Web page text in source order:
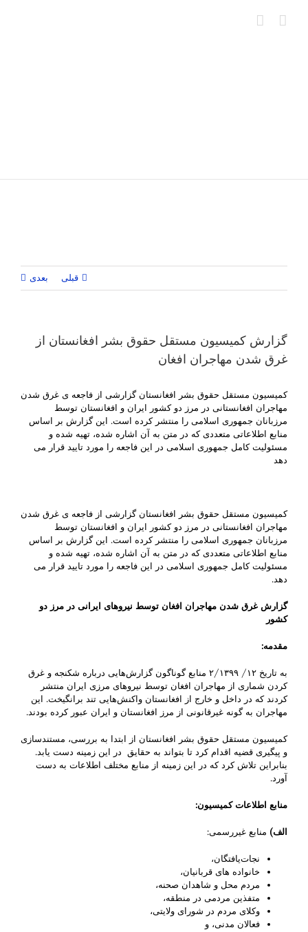
قبلی بعدی
گزارش کمیسیون مستقل حقوق بشر افغانستان از
غرق شدن مهاجران افغان
کميسيون مستقل حقوق بشر افغانستان گزارشی از فاجعه ی غرق شدن
مهاجران افغانستانی در مرز دو کشور ايران و افغانستان توسط
مرزبانان جمهوری اسلامی را منتشر کرده است. اين گزارش بر اساس
منابع اطلاعاتی متعددی که در متن به آن اشاره شده، تهيه شده و
مسئوليت کامل جمهوری اسلامی در اين فاجعه را مورد تاييد قرار می
دهد
کمیسیون مستقل حقوق بشر افغانستان گزارشی از فاجعه ی غرق شدن
مهاجران افغانستانی در مرز دو کشور ایران و افغانستان توسط
مرزبانان جمهوری اسلامی را منتشر کرده است. این گزارش بر اساس
منابع اطلاعاتی متعددی که در متن به آن اشاره شده، تهیه شده و
مسئولیت کامل جمهوری اسلامی در این فاجعه را مورد تایید قرار می
دهد.
گزارش غرق شدن مهاجران افغان توسط نیروهای ایرانی در مرز دو
کشور
مقدمه:
به تاریخ ۱۲/ ۲/۱۳۹۹ منابع گوناگون ‌‌گزارش‌هایی درباره شکنجه و غرق
کردن شماری از مهاجران افغان توسط نیروهای مرزی ایران منتشر
کردند ‌که در داخل و خارج از افغانستان واکنش‌هایی تند‌ برانگیخت‌. این
مهاجران به گونه غیر‌قانونی از مرز افغانستان و ایران عبور کرده بودند.
کمیسیون مستقل حقوق بشر افغانستان از ابتدا به بررسی، مستندسازی
و پیگیری قضیه اقدام کرد تا بتواند به حقایق در این زمینه دست یابد.
بنابراین تلاش کرد که در این زمینه از منابع مختلف اطلاعات به دست
آورد.
منابع‌ اطلاعات کمیسیون‌:
الف) منابع غیر‌رسمی:
نجات‌یافتگان،
خانواده­ های قربانیان‌،
مردم محل و شاهدان صحنه،
متفذین مردمی در منطقه،
وکلای مردم در شورای ولایتی،
فعالان مدنی، و